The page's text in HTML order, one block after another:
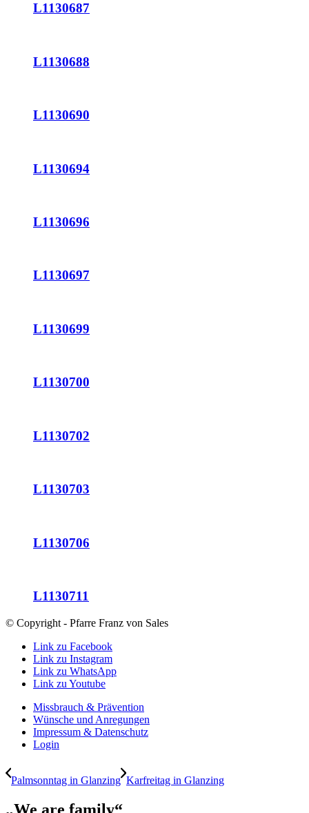
L1130687
L1130688
L1130690
L1130694
L1130696
L1130697
L1130699
L1130700
L1130702
L1130703
L1130706
L1130711
© Copyright - Pfarre Franz von Sales
Link zu Facebook
Link zu Instagram
Link zu WhatsApp
Link zu Youtube
Missbrauch & Prävention
Wünsche und Anregungen
Impressum & Datenschutz
Login
Palmsonntag in Glanzing Karfreitag in Glanzing
„We are family“